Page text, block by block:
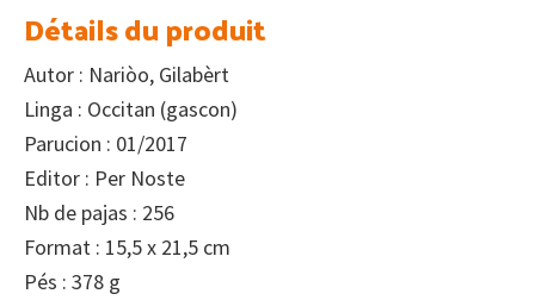
Détails du produit
Autor : Nariòo, Gilabèrt
Linga : Occitan (gascon)
Parucion : 01/2017
Editor : Per Noste
Nb de pajas : 256
Format : 15,5 x 21,5 cm
Pés : 378 g